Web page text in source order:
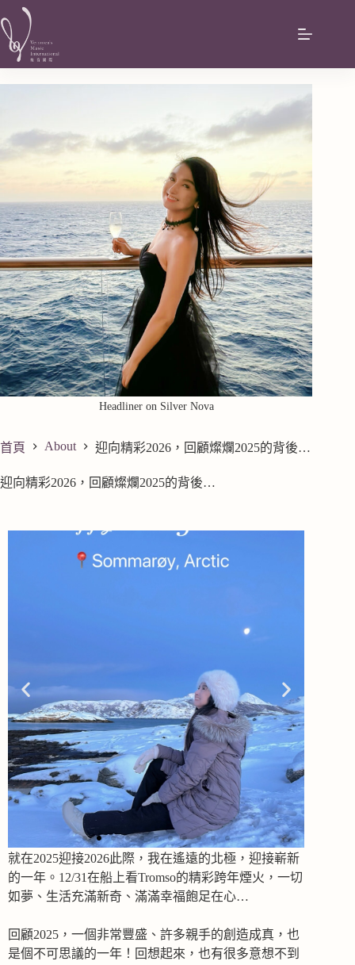
Headliner on Silver Nova
首頁 About 迎向精彩2026，回顧燦爛2025的背後…
迎向精彩2026，回顧燦爛2025的背後…
Veronica in Sommaroy
就在2025迎接2026此際，我在遙遠的北極，迎接嶄新
的一年。12/31在船上看Tromso的精彩跨年煙火，一切
如夢、生活充滿新奇、滿滿幸福飽足在心…
回顧2025，一個非常豐盛、許多親手的創造成真，也
是個不可思議的一年！回想起來，也有很多意想不到